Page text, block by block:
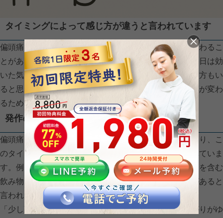
タイミングによって感じ方が違うと言われています
偏頭痛は、飲み物を「いつ飲むか」によって感じ方が変わるこ
とがあると言われています。「同じコーヒーなのに、今日は効
いた気がする」「逆に重く感じた」という経験をされた方もい
ると思います。これは、偏頭痛の段階によって体の反応が変わ
るためと考えられています。
発作の前兆があるときに合う飲み物
偏頭痛は前兆の段階で血管が拡張し始めると言われており、こ
のタイミングではカフェインが役立つことがあるとされていま
す。例えば、コーヒーや緑茶のように適度なカフェインを含む
飲み物は、血管をほどよく引き締める方向に働くことがあると
言われています。
「少し頭が重いかも」というときに飲むと、痛みの広がりがゆ